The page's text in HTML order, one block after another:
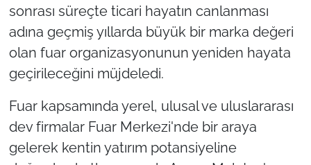
sonrası süreçte ticari hayatın canlanması
adına geçmiş yıllarda büyük bir marka değeri
olan fuar organizasyonunun yeniden hayata
geçirileceğini müjdeledi.
Fuar kapsamında yerel, ulusal ve uluslararası
dev firmalar Fuar Merkezi'nde bir araya
gelerek kentin yatırım potansiyeline